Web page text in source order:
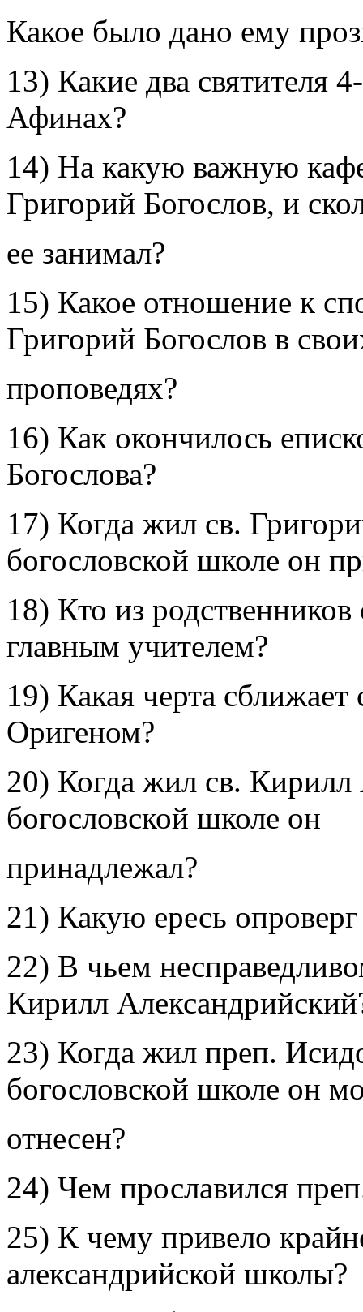
Какое было дано ему
13) Какие два святителя
Афинах?
14) На какую важную
Григорий Богослов, и
ее занимал?
15) Какое отношение к
Григорий Богослов в
проповедях?
16) Как окончилось
Богослова?
17) Когда жил св.
богословской школе он
18) Кто из
главным учителем?
19) Какая черта
Оригеном?
20) Когда жил св. Кирилл
богословской школе он
принадлежал?
21) Какую ересь
22) В чьем
Кирилл
23) Когда жил преп.
богословской школе он
отнесен?
24) Чем прославился
25) К чему привело
александрийской школы?